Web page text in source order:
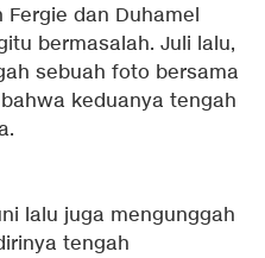
dan Duhamel
bermasalah. Juli lalu,
sebuah foto bersama
keduanya tengah
lalu juga mengunggah
tengah